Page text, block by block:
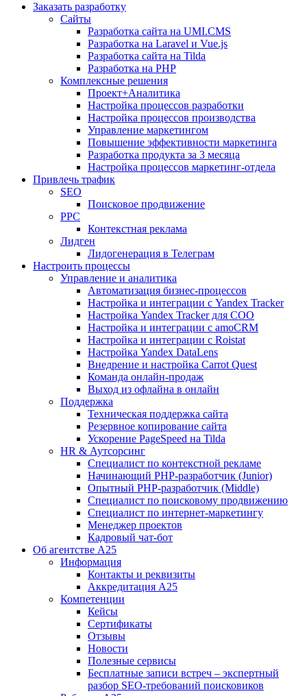
Заказать разработку
Сайты
Разработка сайта на UMI.CMS
Разработка на Laravel и Vue.js
Разработка сайта на Tilda
Разработка на PHP
Комплексные решения
Проект+Аналитика
Настройка процессов разработки
Настройка процессов производства
Управление маркетингом
Повышение эффективности маркетинга
Разработка продукта за 3 месяца
Настройка процессов маркетинг-отдела
Привлечь трафик
SEO
Поисковое продвижение
PPC
Контекстная реклама
Лидген
Лидогенерация в Телеграм
Настроить процессы
Управление и аналитика
Автоматизация бизнес-процессов
Настройка и интеграции с Yandex Tracker
Настройка Yandex Tracker для СОО
Настройка и интеграции с amoCRM
Настройка и интеграции с Roistat
Настройка Yandex DataLens
Внедрение и настройка Carrot Quest
Команда онлайн-продаж
Выход из офлайна в онлайн
Поддержка
Техническая поддержка сайта
Резервное копирование сайта
Ускорение PageSpeed на Tilda
HR & Аутсорсинг
Специалист по контекстной рекламе
Начинающий PHP-разработчик (Junior)
Опытный PHP-разработчик (Middle)
Специалист по поисковому продвижению
Специалист по интернет-маркетингу
Менеджер проектов
Кадровый чат-бот
Об агентстве А25
Информация
Контакты и реквизиты
Аккредитация А25
Компетенции
Кейсы
Сертификаты
Отзывы
Новости
Полезные сервисы
Бесплатные записи встреч – экспертный
разбор SEO-требований поисковиков